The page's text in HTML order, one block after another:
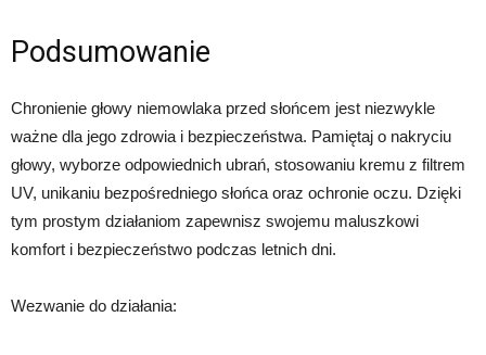
Podsumowanie
Chronienie głowy niemowlaka przed słońcem jest niezwykle
ważne dla jego zdrowia i bezpieczeństwa. Pamiętaj o nakryciu
głowy, wyborze odpowiednich ubrań, stosowaniu kremu z filtrem
UV, unikaniu bezpośredniego słońca oraz ochronie oczu. Dzięki
tym prostym działaniom zapewnisz swojemu maluszkowi
komfort i bezpieczeństwo podczas letnich dni.
Wezwanie do działania: